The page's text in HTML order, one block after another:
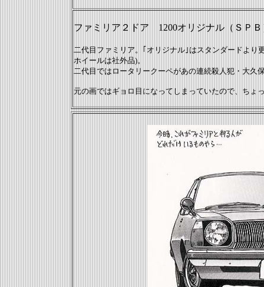
ファミリア２ドア 1200オリジナル（ＳＰＢ
二代目ファミリア。｢オリジナル｣はスタンダードより
ホイールは社外品)。
二代目ではロータリークーペがあの連続殺人犯・大久
元の画ではギョロ目になってしまっていたので、ちょ